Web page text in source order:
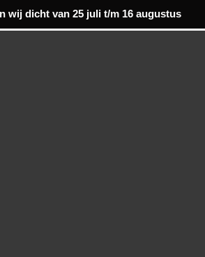
wij dicht van 25 juli t/m 16 augustus